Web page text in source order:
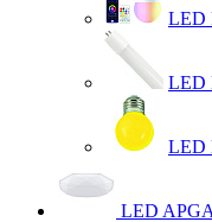
LED
LED
LED
LED